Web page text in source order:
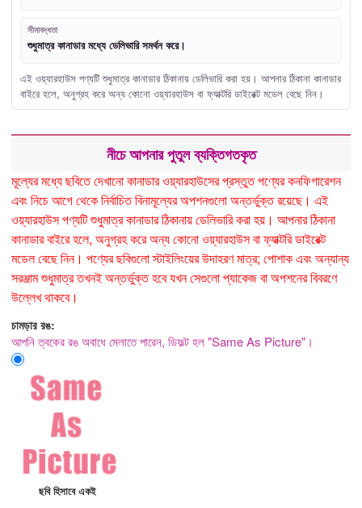
সীমাবদ্ধতা
শুধুমাত্র কানাডার মধ্যে ডেলিভারি সমর্থন করে।
এই ওয়্যারহাউস পণ্যটি শুধুমাত্র কানাডার ঠিকানায় ডেলিভারি করা হয়। আপনার ঠিকানা কানাডার
বাইরে হলে, অনুগ্রহ করে অন্য কোনো ওয়্যারহাউস বা ফ্যাক্টরি ডাইরেক্ট মডেল বেছে নিন।
নীচে আপনার পুতুল ব্যক্তিগতকৃত
মূল্যের মধ্যে ছবিতে দেখানো কানাডার ওয়্যারহাউসের প্রস্তুত পণ্যের কনফিগারেশন
এবং নিচে আগে থেকে নির্বাচিত বিনামূল্যের অপশনগুলো অন্তর্ভুক্ত রয়েছে। এই
ওয়্যারহাউস পণ্যটি শুধুমাত্র কানাডার ঠিকানায় ডেলিভারি করা হয়। আপনার ঠিকানা
কানাডার বাইরে হলে, অনুগ্রহ করে অন্য কোনো ওয়্যারহাউস বা ফ্যাক্টরি ডাইরেক্ট
মডেল বেছে নিন। পণ্যের ছবিগুলো স্টাইলিংয়ের উদাহরণ মাত্র; পোশাক এবং অন্যান্য
সরঞ্জাম শুধুমাত্র তখনই অন্তর্ভুক্ত হবে যখন সেগুলো প্যাকেজ বা অপশনের বিবরণে
উল্লেখ থাকবে।
চামড়ার রঙ:
আপনি ত্বকের রঙ অবাধে মেলাতে পারেন, ডিফল্ট হল "Same As Picture"।
ছবি হিসাবে একই